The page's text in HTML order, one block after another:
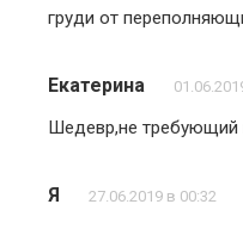
груди от
Екатерина
Шедевр,не требующий
Я 27.06.2019 в 00:32